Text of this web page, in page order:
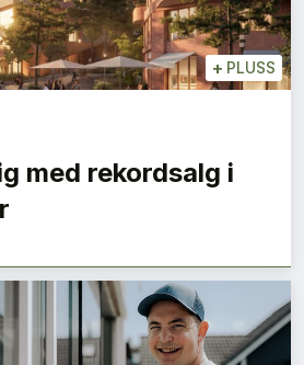
+ PLUSS
med rekordsalg i